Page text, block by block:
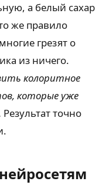
а белый сахар
же правило
грезят о
из ничего.
колоритное
которые уже
Результат точно